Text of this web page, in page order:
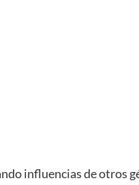
influencias de otros